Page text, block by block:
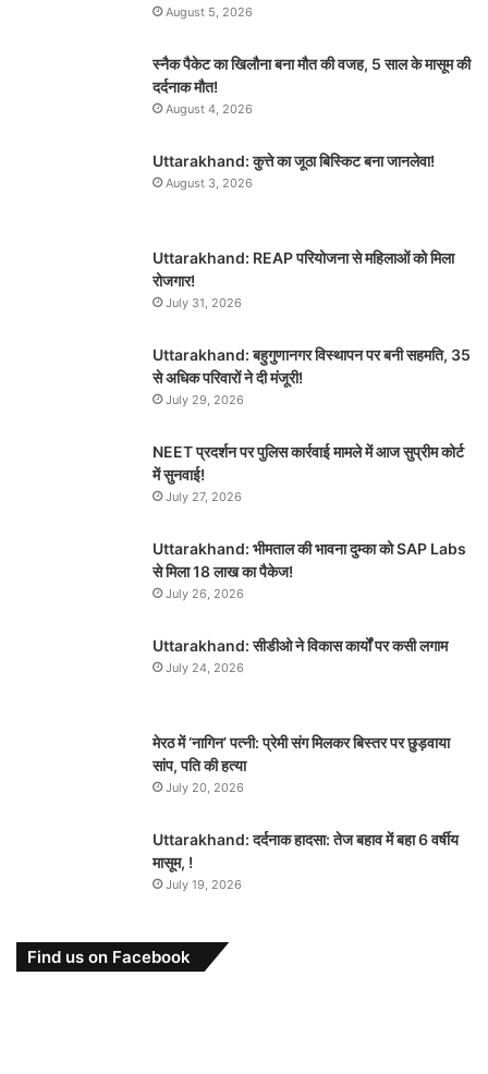
August 5, 2026
स्नैक पैकेट का खिलौना बना मौत की वजह, 5 साल के मासूम की
दर्दनाक मौत!
August 4, 2026
Uttarakhand: कुत्ते का जूठा बिस्किट बना जानलेवा!
August 3, 2026
Uttarakhand: REAP परियोजना से महिलाओं को मिला
रोजगार!
July 31, 2026
Uttarakhand: बहुगुणानगर विस्थापन पर बनी सहमति, 35
से अधिक परिवारों ने दी मंजूरी!
July 29, 2026
NEET प्रदर्शन पर पुलिस कार्रवाई मामले में आज सुप्रीम कोर्ट
में सुनवाई!
July 27, 2026
Uttarakhand: भीमताल की भावना दुम्का को SAP Labs
से मिला 18 लाख का पैकेज!
July 26, 2026
Uttarakhand: सीडीओ ने विकास कार्यों पर कसी लगाम
July 24, 2026
मेरठ में ‘नागिन’ पत्नी: प्रेमी संग मिलकर बिस्तर पर छुड़वाया
सांप, पति की हत्या
July 20, 2026
Uttarakhand: दर्दनाक हादसा: तेज बहाव में बहा 6 वर्षीय
मासूम, !
July 19, 2026
Find us on Facebook